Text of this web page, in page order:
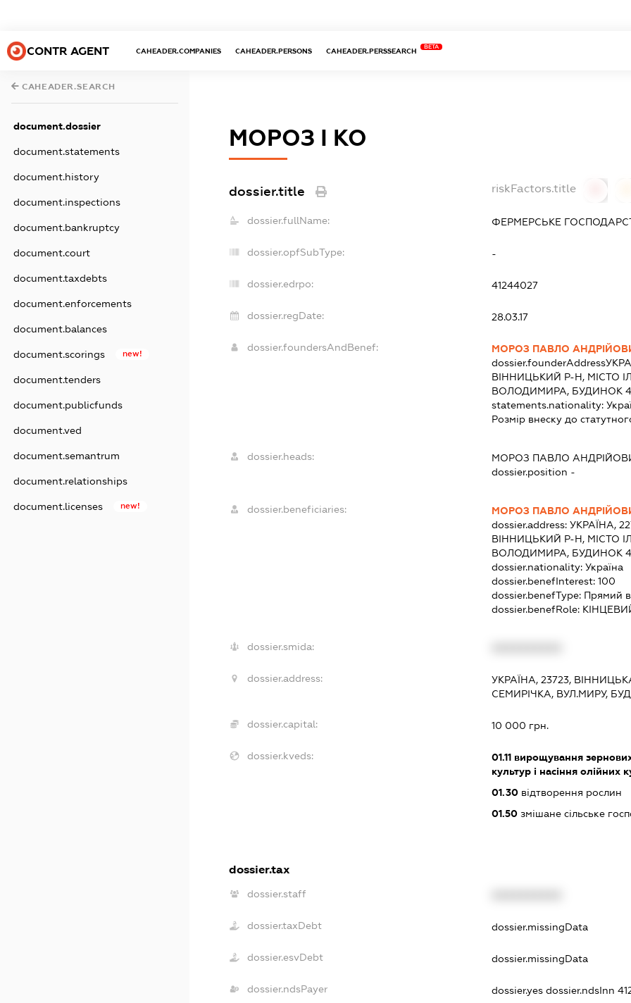
CONTR AGENT CAHEADER.COMPANIES CAHEADER.PERSONS CAHEADER.PERSSEARCH
BETA
CAHEADER.SEARCH
document.dossier
document.statements
document.history
document.inspections
document.bankruptcy
document.court
document.taxdebts
document.enforcements
document.balances
document.scorings new!
document.tenders
document.publicfunds
document.ved
document.semantrum
document.relationships
document.licenses new!
МОРОЗ І КО
dossier.title riskFactors.title
dossier.fullName: ФЕРМЕРСЬКЕ
dossier.opfSubType: -
dossier.edrpo: 41244027
dossier.regDate: 28.03.17
dossier.foundersAndBenef:
МОРОЗ ПАВЛО
dossier.founderAddress
ВІННИЦЬКИЙ Р-Н, МІСТО
ВОЛОДИМИРА, БУДИНОК
statements.nationality:
Розмір внеску до
dossier.heads: МОРОЗ ПАВЛО
dossier.position -
dossier.beneficiaries:
МОРОЗ ПАВЛО
dossier.address: УКРАЇНА,
ВІННИЦЬКИЙ Р-Н, МІСТО
ВОЛОДИМИРА, БУДИНОК
dossier.nationality: Україна
dossier.benefInterest: 100
dossier.benefType: Прямий
dossier.benefRole:
dossier.smida:
dossier.address:
УКРАЇНА, 23723,
СЕМИРІЧКА, ВУЛ.МИРУ,
dossier.capital: 10 000 грн.
dossier.kveds: 01.11вирощування
культур і насіння олійних
01.30відтворення рослин
01.50змішане сільське
dossier.tax
dossier.staff
dossier.taxDebt dossier.missingData
dossier.esvDebt dossier.missingData
dossier.ndsPayer dossier.yes dossier.ndsInn